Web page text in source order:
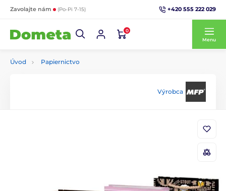
Zavolajte nám (Po-Pi 7-15) +420 555 222 029
0
Menu
Úvod Papiernictvo
Výrobca